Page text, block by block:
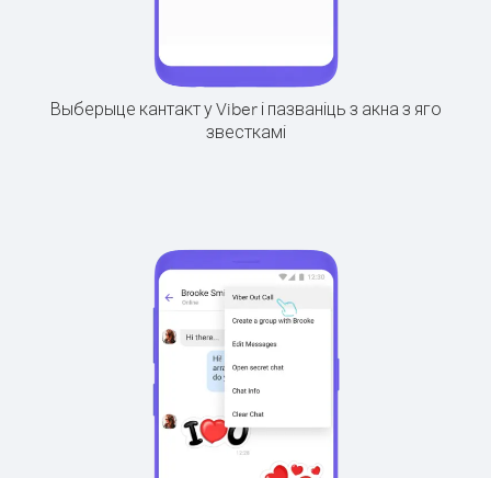
Выберыце кантакт у Viber і пазваніць з акна з яго
звесткамі